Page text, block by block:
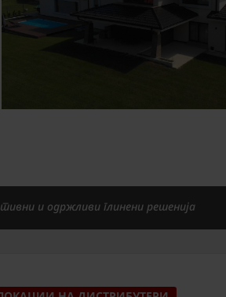
и одржливи глинени решенија